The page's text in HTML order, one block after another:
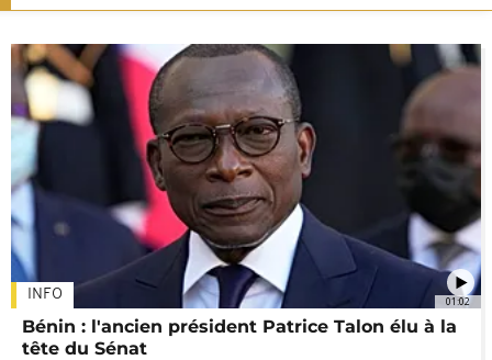
01:02
INFO
Bénin : l'ancien président Patrice Talon élu à la
tête du Sénat